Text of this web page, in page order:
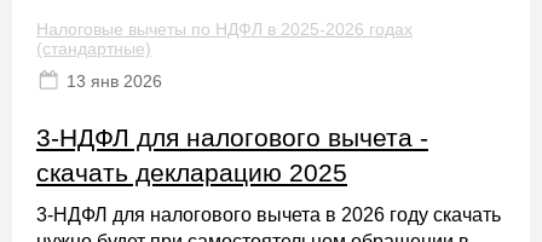
Налоговые вычеты по НДФЛ в 2025-2026 годах
(стандартные)
13 янв 2026
3-НДФЛ для налогового вычета -
скачать декларацию 2025
3-НДФЛ для налогового вычета в 2026 году скачать